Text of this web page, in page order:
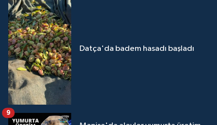
Datça'da badem hasadı başladı
9